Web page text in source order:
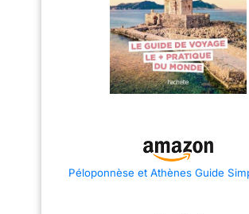
Péloponnèse et Athènes Guide